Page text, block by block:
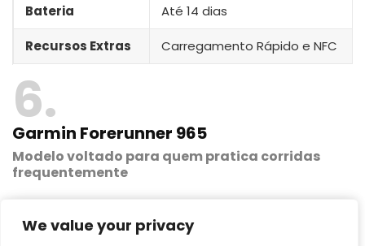
We value your privacy
Bateria Até 14 dias
Recursos Extras Carregamento Rápido e NFC
6
Garmin Forerunner 965
Modelo voltado para quem pratica corridas
frequentemente